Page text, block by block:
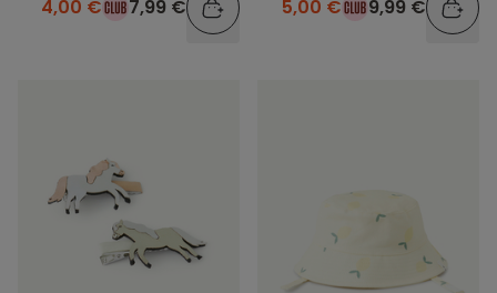
4,00 € 7,99 € 5,00 € 9,99 €